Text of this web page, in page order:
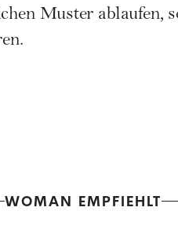
Muster ablaufen,
WOMAN EMPFIEHLT